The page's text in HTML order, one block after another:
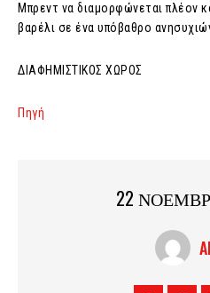
Μπρεντ να διαμορφώνεται πλέον
βαρέλι σε ένα υπόβαθρο
ΔΙΑΦΗΜΙΣΤΙΚΟΣ ΧΩΡΟΣ
Πηγή
22